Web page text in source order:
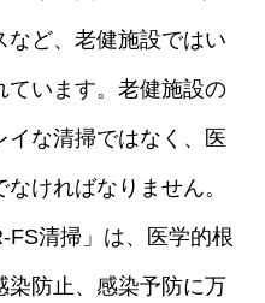
など、老健施設ではい
ています。老健施設の
な清掃ではなく、医
ければなりません。
FS清掃」は、医学的根
染防止、感染予防に万